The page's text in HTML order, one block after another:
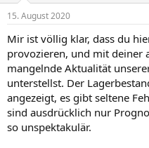
e
:
15. August 2020
Mir ist völlig klar, dass du
provozieren, und mit deiner
mangelnde Aktualität
unterstellst. Der
angezeigt, es gibt seltene
sind ausdrücklich nur
so unspektakulär.